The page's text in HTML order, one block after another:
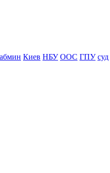
Киев НБУ ООС ГПУ суд